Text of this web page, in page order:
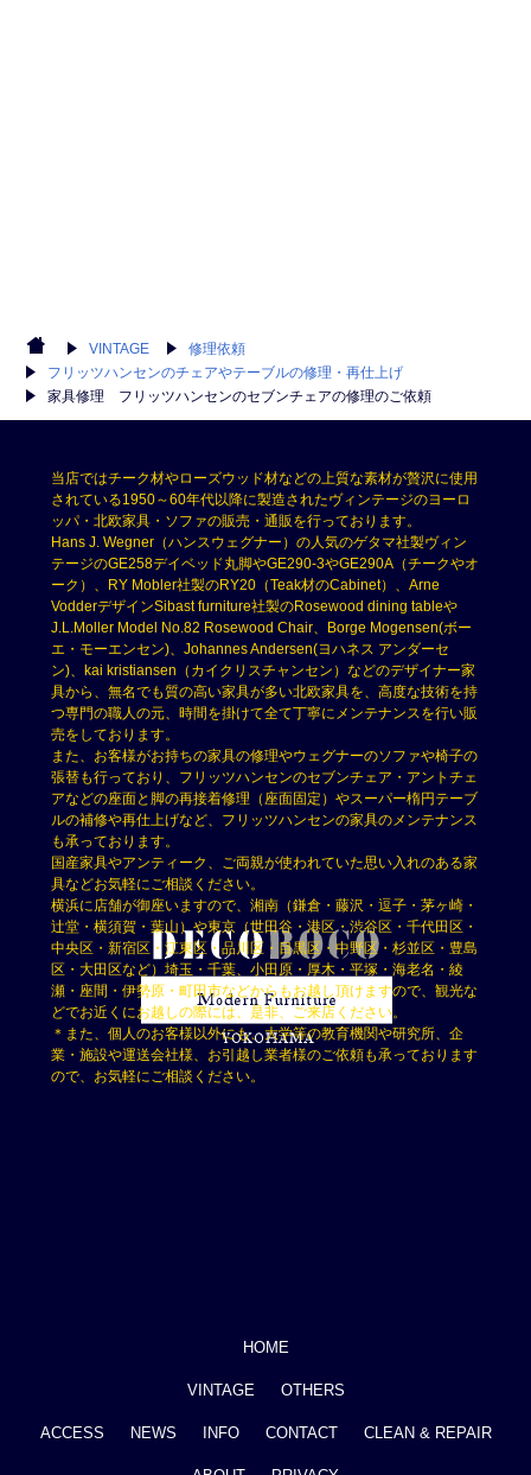
VINTAGE
修理依頼
フリッツハンセンのチェアやテーブルの修理・再仕上げ
家具修理 フリッツハンセンのセブンチェアの修理のご依頼
当店ではチーク材やローズウッド材などの上質な素材が贅沢に使用
されている1950～60年代以降に製造されたヴィンテージのヨーロ
ッパ・北欧家具・ソファの販売・通販を行っております。
Hans J. Wegner（ハンスウェグナー）の人気のゲタマ社製ヴィン
テージのGE258デイベッド丸脚やGE290-3やGE290A（チークやオ
ーク）、RY Mobler社製のRY20（Teak材のCabinet）、Arne
VodderデザインSibast furniture社製のRosewood dining tableや
J.L.Moller Model No.82 Rosewood Chair、Borge Mogensen(ボー
エ・モーエンセン)、Johannes Andersen(ヨハネス アンダーセ
ン)、kai kristiansen（カイクリスチャンセン）などのデザイナー家
具から、無名でも質の高い家具が多い北欧家具を、高度な技術を持
つ専門の職人の元、時間を掛けて全て丁寧にメンテナンスを行い販
売をしております。
また、お客様がお持ちの家具の修理やウェグナーのソファや椅子の
張替も行っており、フリッツハンセンのセブンチェア・アントチェ
アなどの座面と脚の再接着修理（座面固定）やスーパー楕円テーブ
ルの補修や再仕上げなど、フリッツハンセンの家具のメンテナンス
も承っております。
国産家具やアンティーク、ご両親が使われていた思い入れのある家
具などお気軽にご相談ください。
横浜に店舗が御座いますので、湘南（鎌倉・藤沢・逗子・茅ヶ崎・
辻堂・横須賀・葉山）や東京（世田谷・港区・渋谷区・千代田区・
中央区・新宿区・江東区・品川区・目黒区・中野区・杉並区・豊島
区・大田区など）埼玉・千葉、小田原・厚木・平塚・海老名・綾
瀬・座間・伊勢原・町田市などからもお越し頂けますので、観光な
どでお近くにお越しの際には、是非、ご来店ください。
＊また、個人のお客様以外にも、大学等の教育機関や研究所、企
業・施設や運送会社様、お引越し業者様のご依頼も承っております
ので、お気軽にご相談ください。
HOME
VINTAGE OTHERS
ACCESS NEWS INFO CONTACT CLEAN & REPAIR